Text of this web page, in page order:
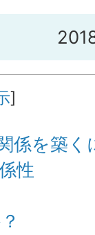
]
係を築く
性